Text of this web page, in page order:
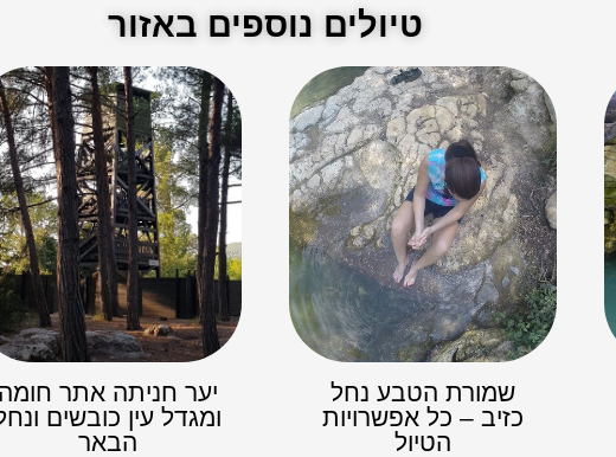
טיולים נוספים באזור
שמורת הטבע נחל
כזיב – כל אפשרויות
הטיול
יער חניתה אתר
ומגדל עין כובשים
הבאר